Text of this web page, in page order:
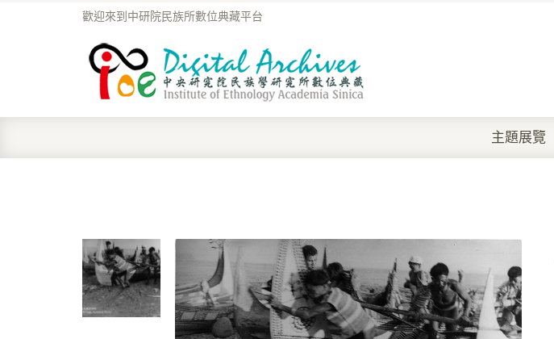
歡迎來到中研院民族所數位典藏平台
主題展覽